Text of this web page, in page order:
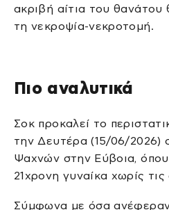
ακριβή αίτια του θανάτου
τη νεκροψία-νεκροτομή.
Πιο αναλυτικά
Σοκ προκαλεί το
την Δευτέρα (15/06/2026)
Ψαχνών στην Εύβοια,
21χρονη γυναίκα χωρίς τις
Σύμφωνα με όσα ανέφεραν